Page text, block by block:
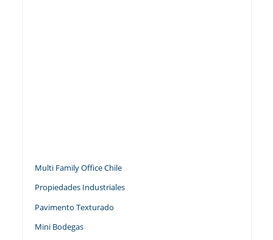
Multi Family Office Chile
Propiedades Industriales
Pavimento Texturado
Mini Bodegas